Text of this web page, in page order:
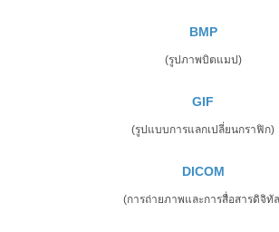
BMP
(รูปภาพบิตแมป)
GIF
(รูปแบบการแลกเปลี่ยนกราฟิก)
DICOM
(การถ่ายภาพและการสื่อสารดิจิทั